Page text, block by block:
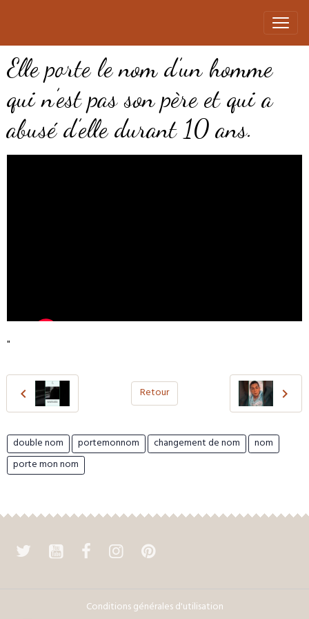
Elle porte le nom d’un homme
qui n’est pas son père et qui a
abusé d’elle durant 10 ans.
"
Retour
double nom portemonnom changement de nom
nom
porte mon nom
Conditions générales d'utilisation